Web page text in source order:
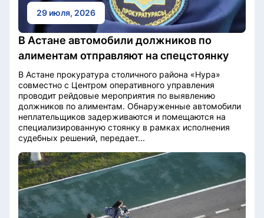
29 июля, 2026
В Астане автомобили должников по
алиментам отправляют на спецстоянку
В Астане прокуратура столичного района «Нура»
совместно с Центром оперативного управления
проводит рейдовые мероприятия по выявлению
должников по алиментам. Обнаруженные автомобили
неплательщиков задерживаются и помещаются на
специализированную стоянку в рамках исполнения
судебных решений, передает...